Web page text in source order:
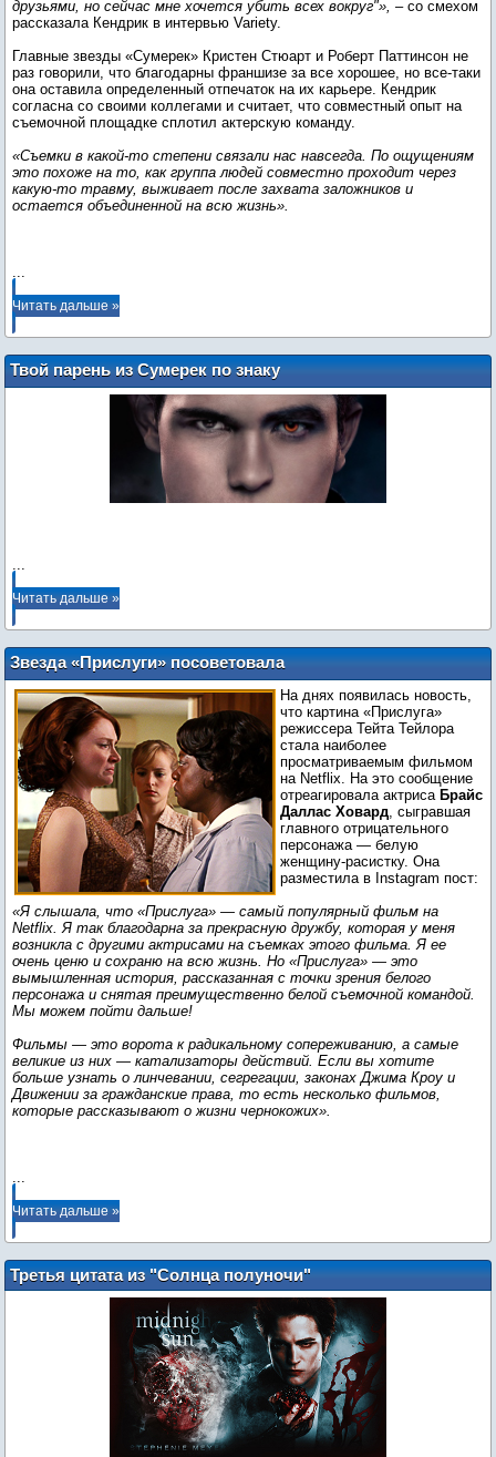
друзьями, но сейчас мне хочется убить всех вокруг"», – со смехом
рассказала Кендрик в интервью Variety.
Главные звезды «Сумерек» Кристен Стюарт и Роберт Паттинсон не
раз говорили, что благодарны франшизе за все хорошее, но все-таки
она оставила определенный отпечаток на их карьере. Кендрик
согласна со своими коллегами и считает, что совместный опыт на
съемочной площадке сплотил актерскую команду.
«Съемки в какой-то степени связали нас навсегда. По ощущениям
это похоже на то, как группа людей совместно проходит через
какую-то травму, выживает после захвата заложников и
остается объединенной на всю жизнь».
...
Читать дальше »
Твой парень из Сумерек по знаку
зодиака
...
Читать дальше »
Звезда «Прислуги» посоветовала
список антирасистских фильмов
На днях появилась новость,
что картина «Прислуга»
режиссера Тейта Тейлора
стала наиболее
просматриваемым фильмом
на Netflix. На это сообщение
отреагировала актриса Брайс
Даллас Ховард, сыгравшая
главного отрицательного
персонажа — белую
женщину-расистку. Она
разместила в Instagram пост:
«Я слышала, что «Прислуга» — самый популярный фильм на
Netflix. Я так благодарна за прекрасную дружбу, которая у меня
возникла с другими актрисами на съемках этого фильма. Я ее
очень ценю и сохраню на всю жизнь. Но «Прислуга» — это
вымышленная история, рассказанная с точки зрения белого
персонажа и снятая преимущественно белой съемочной командой.
Мы можем пойти дальше!
Фильмы — это ворота к радикальному сопереживанию, а самые
великие из них — катализаторы действий. Если вы хотите
больше узнать о линчевании, сегрегации, законах Джима Кроу и
Движении за гражданские права, то есть несколько фильмов,
которые рассказывают о жизни чернокожих».
...
Читать дальше »
Третья цитата из "Солнца полуночи"